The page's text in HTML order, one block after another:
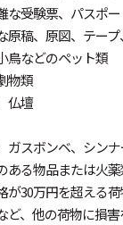
な受験票、パスポ
原稿、原図、テー
鳥などのペット類
物類
仏壇
ガスボンベ、シン
ある物品または火
が30万円を超える
ど、他の荷物に損